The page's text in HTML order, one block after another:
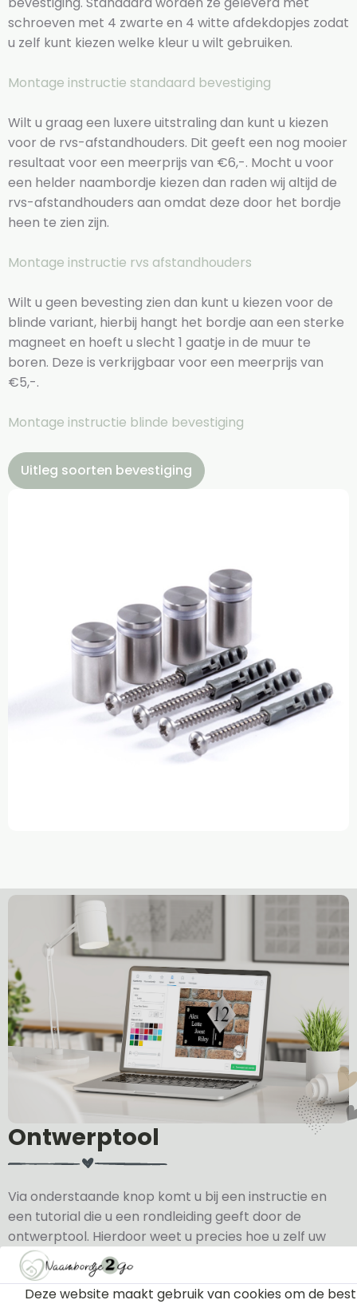
schroeven met 4 zwarte en 4 witte afdekdopjes zodat
u zelf kunt kiezen welke kleur u wilt gebruiken.
Montage instructie standaard bevestiging
Wilt u graag een luxere uitstraling dan kunt u kiezen
voor de rvs-afstandhouders. Dit geeft een nog mooier
resultaat voor een meerprijs van €6,-. Mocht u voor
een helder naambordje kiezen dan raden wij altijd de
rvs-afstandhouders aan omdat deze door het bordje
heen te zien zijn.
Montage instructie rvs afstandhouders
Wilt u geen bevesting zien dan kunt u kiezen voor de
blinde variant, hierbij hangt het bordje aan een sterke
magneet en hoeft u slecht 1 gaatje in de muur te
boren. Deze is verkrijgbaar voor een meerprijs van
€5,-.
Montage instructie blinde bevestiging
Uitleg soorten bevestiging
Ontwerptool
Via onderstaande knop komt u bij een instructie en
een tutorial die u een rondleiding geeft door de
ontwerptool. Hierdoor weet u precies hoe u zelf uw
naambordje helemaal kunt aanpassen en naar uw
eigen smaak kunt ontwerpen.
Deze website maakt gebruik van cookies om de best